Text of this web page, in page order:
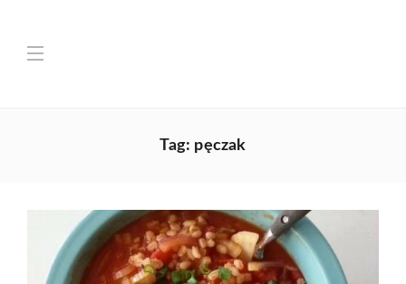
Tag: pęczak